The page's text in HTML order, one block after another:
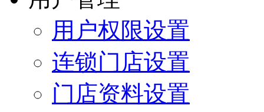
用户权限设置
连锁门店设置
门店资料设置